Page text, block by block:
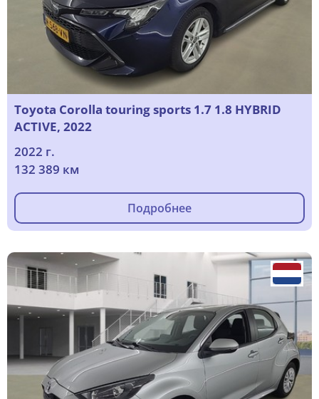
Toyota Corolla touring sports 1.7 1.8 HYBRID
ACTIVE, 2022
2022 г.
132 389 км
Подробнее